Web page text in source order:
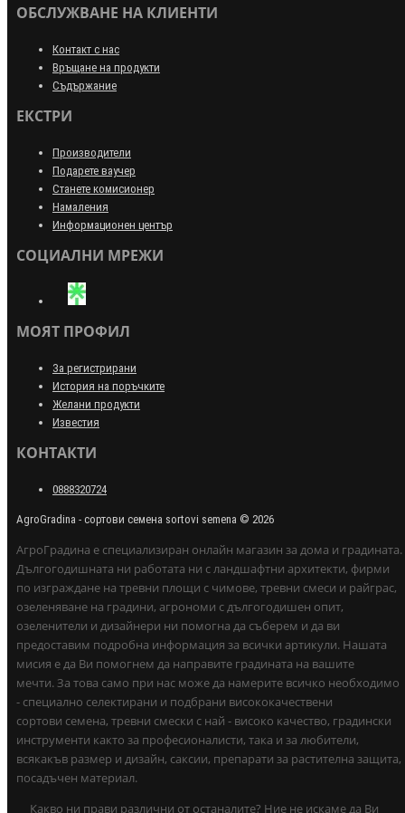
ОБСЛУЖВАНЕ НА КЛИЕНТИ
Контакт с нас
Връщане на продукти
Съдържание
ЕКСТРИ
Производители
Подарете ваучер
Станете комисионер
Намаления
Информационен център
СОЦИАЛНИ МРЕЖИ
МОЯТ ПРОФИЛ
За регистрирани
История на поръчките
Желани продукти
Известия
КОНТАКТИ
0888320724
AgroGradina - сортови семена sortovi semena © 2026
АгроГрадина е специализиран онлайн магазин за дома и градината.
Дългогодишната ни работата ни с ландшафтни архитекти, фирми
по изграждане на тревни площи с чимове, тревни смеси и райграс,
озеленяване на градини, агрономи с дългогодишен опит,
озеленители и дизайнери ни помогна да съберем и да ви
предоставим подробна информация за всички артикули. Нашата
мисия е да Ви помогнем да направите градината на вашите
мечти. За това само при нас може да намерите всичко необходимо
- специално селектирани и подбрани висококачествени
сортови семена, тревни смески с най - високо качество, градински
инструменти както за професионалисти, така и за любители,
всякакъв размер и дизайн, саксии, препарати за растителна защита,
посадъчен материал.
Какво ни прави различни от останалите? Ние не искаме да Ви